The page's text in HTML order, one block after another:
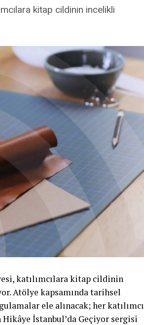
kitap cildinin incelikli
katılımcılara kitap cildinin
Atölye kapsamında tarihsel
ele alınacak; her katılımcı
İstanbul’da Geçiyor sergisi